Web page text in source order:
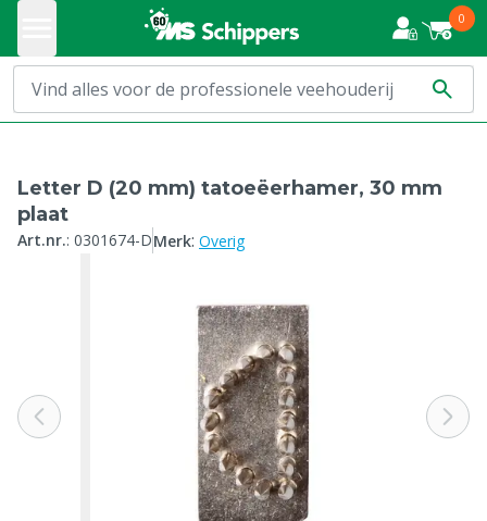
0
Letter D (20 mm) tatoeëerhamer, 30 mm
plaat
Art.nr.: 0301674-DMerk: Overig